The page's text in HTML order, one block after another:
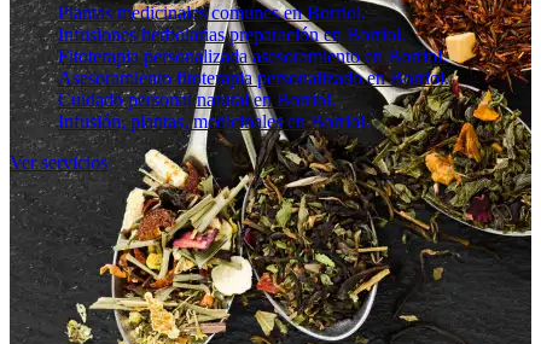
Plantas medicinales comunes en Borriol.
Infusiones herbolarias preparación en Borriol.
Fitoterapia personalizada asesoramiento en Borriol.
Asesoramiento fitoterapia personalizado en Borriol.
Cuidado personal natural en Borriol.
Infusión, plantas, medicinales en Borriol.
Ver servicios